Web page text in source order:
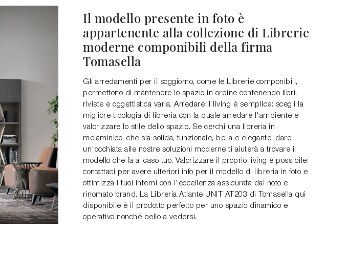
Il modello presente in foto è
appartenente alla collezione di Librerie
moderne componibili della firma
Tomasella
Gli arredamenti per il soggiorno, come le Librerie componibili,
permettono di mantenere lo spazio in ordine contenendo libri,
riviste e oggettistica varia. Arredare il living è semplice: scegli la
migliore tipologia di libreria con la quale arredare l'ambiente e
valorizzare lo stile dello spazio. Se cerchi una libreria in
melaminico, che sia solida, funzionale, bella e elegante, dare
un'occhiata alle nostre soluzioni moderne ti aiuterà a trovare il
modello che fa al caso tuo. Valorizzare il proprio living è possibile:
contattaci per avere ulteriori info per il modello di libreria in foto e
ottimizza i tuoi interni con l'eccellenza assicurata dal noto e
rinomato brand. La Libreria Atlante UNIT AT203 di Tomasella qui
disponibile è il prodotto perfetto per uno spazio dinamico e
operativo nonché bello a vedersi.